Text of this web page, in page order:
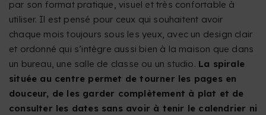
par son format pratique, visuel et très confortable à
utiliser. Il est pensé pour ceux qui souhaitent avoir
chaque mois toujours sous les yeux, avec un design clair
et ordonné qui s’intègre aussi bien à la maison que dans
un bureau, une salle de classe ou un studio. La spirale
située au centre permet de tourner les pages en
douceur, de les garder complètement à plat et de
consulter les dates sans avoir à tenir le calendrier ni